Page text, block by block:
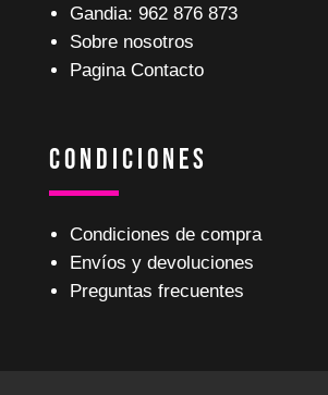
Gandia: 962 876 873
Sobre nosotros
Pagina Contacto
Condiciones
Condiciones de compra
Envíos y devoluciones
Preguntas frecuentes